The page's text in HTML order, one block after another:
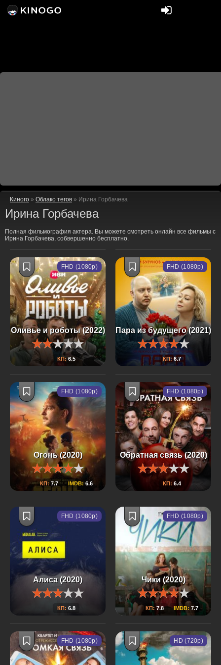
Киного » Облако тегов » Ирина Горбачева
Ирина Горбачева
Полная фильмография актера. Вы можете смотреть онлайн все фильмы с
Ирина Горбачева, собвершенно бесплатно.
Оливье и роботы (2022)
КП:6.5
FHD (1080p)
Пара из будущего (2021)
КП: 6.7
FHD (1080p)
Огонь (2020)
КП: 7.7 IMDB: 6.6
FHD (1080p)
Обратная связь (2020)
КП: 6.4
FHD (1080p)
Алиса (2020)
КП: 6.8
FHD (1080p)
Чики (2020)
КП: 7.8 IMDB: 7.7
FHD (1080p)
FHD (1080p) HD (720p)